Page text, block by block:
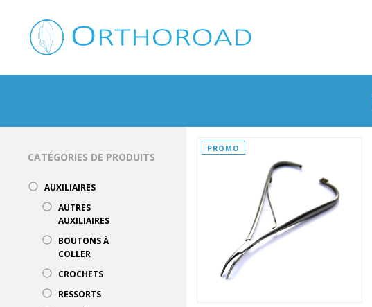
PROMO
CATÉGORIES DE PRODUITS
AUXILIAIRES
AUTRES
AUXILIAIRES
BOUTONS À
COLLER
CROCHETS
RESSORTS